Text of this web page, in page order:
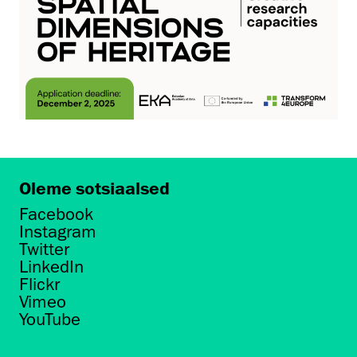
Oleme sotsiaalsed
Facebook
Instagram
Twitter
LinkedIn
Flickr
Vimeo
YouTube